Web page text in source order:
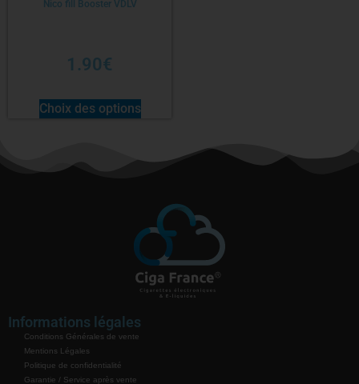
Nico fill Booster VDLV
1.90€
Choix des options
Informations légales
Conditions Générales de vente
Mentions Légales
Politique de confidentialité
Garantie / Service après vente